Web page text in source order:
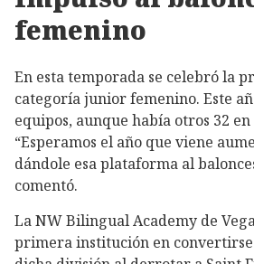
femenino
En esta temporada se celebró la
categoría junior femenino. Este
equipos, aunque había otros 32
“Esperamos el año que viene
dándole esa plataforma al
comentó.
La NW Bilingual Academy de
primera institución en convertirse